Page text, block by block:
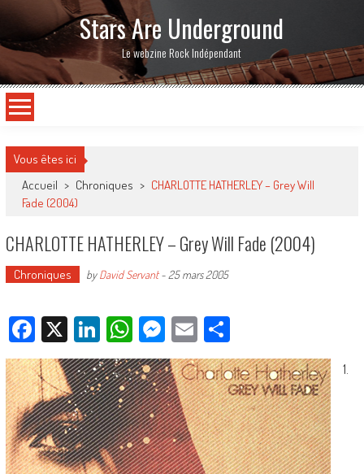
Stars Are Underground
Le webzine Rock Indépendant
Vous êtes ici
Accueil > Chroniques > CHARLOTTE HATHERLEY – Grey Will
Fade (2004)
CHARLOTTE HATHERLEY – Grey Will Fade (2004)
Chroniques byDavid Servant- 25 mars 2005
Facebook
X LinkedIn
WhatsApp
Messenger
EmailPartager
1.